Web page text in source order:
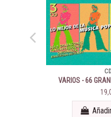
VARIOS - 66
MUSICA POP DE